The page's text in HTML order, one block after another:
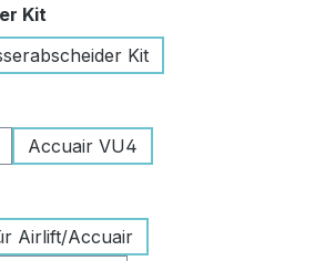
Kit
Kit
Accuair VU4
Airlift/Accuair